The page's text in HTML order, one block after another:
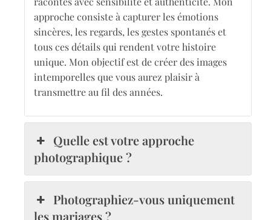
approche consiste à capturer les émotions
sincères, les regards, les gestes spontanés et
tous ces détails qui rendent votre histoire
unique. Mon objectif est de créer des images
intemporelles que vous aurez plaisir à
transmettre au fil des années.
Quelle est votre approche
photographique ?
Photographiez-vous uniquement
les mariages ?